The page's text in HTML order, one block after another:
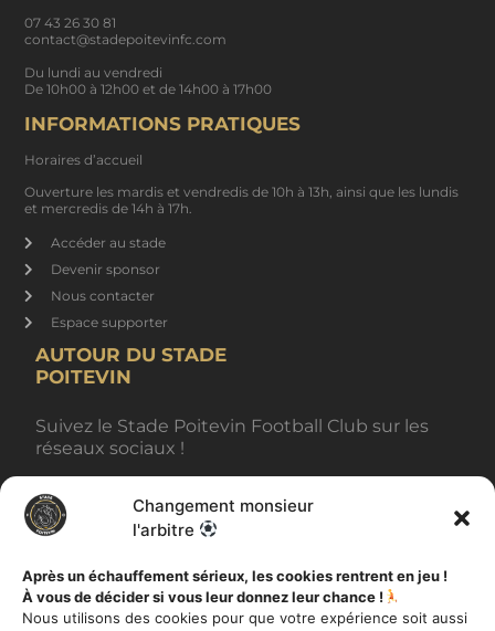
Changement monsieur
l'arbitre
Après un échauffement sérieux, les cookies rentrent en jeu !
À vous de décider si vous leur donnez leur chance !
Nous utilisons des cookies pour que votre expérience soit aussi
07 43 26 30 81
contact@stadepoitevinfc.com
Du lundi au vendredi
De 10h00 à 12h00 et de 14h00 à 17h00
INFORMATIONS PRATIQUES
Horaires d’accueil
Ouverture les mardis et vendredis de 10h à 13h, ainsi que les lundis
et mercredis de 14h à 17h.
Accéder au stade
Devenir sponsor
Nous contacter
Espace supporter
AUTOUR DU STADE
POITEVIN
Suivez le Stade Poitevin Football Club sur les
réseaux sociaux !
BILLETTERIE
AUTRES INFORMATIONS